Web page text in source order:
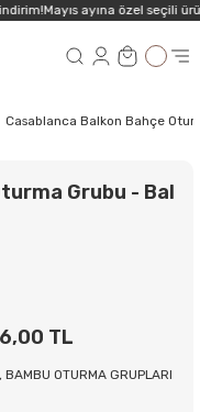
Mayıs ayına özel seçili
Casablanca Balkon Bahçe
Grubu - Bal
TL
,BAMBU OTURMA GRUPLARI